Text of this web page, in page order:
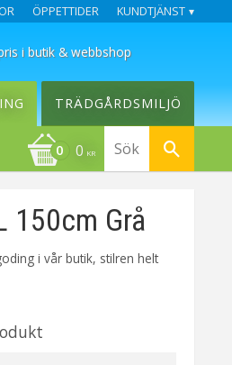
ÖPPETTIDER KUNDTJÄNST
i butik & webbshop
0 KR
TRÄDGÅRDSMILJÖ
150cm Grå
i vår butik, stilren helt